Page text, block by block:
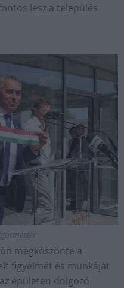
lesz a település
megköszönte a
figyelmét és munkáját
épületen dolgozó